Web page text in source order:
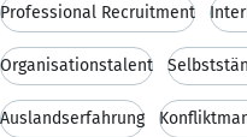
Professional Recruitment
Organisationstalent
Auslandserfahrung